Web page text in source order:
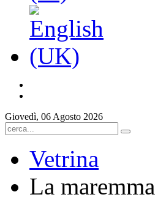
Giovedì, 06 Agosto 2026
Vetrina
La maremma